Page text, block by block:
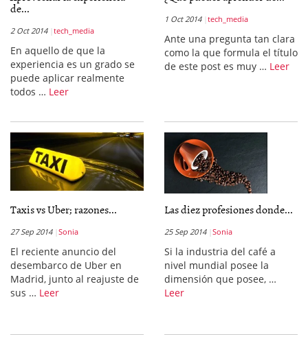
de...
2 Oct 2014 tech_media
En aquello de que la
experiencia es un grado se
puede aplicar realmente
todos … Leer
1 Oct 2014 tech_media
Ante una pregunta tan clara
como la que formula el título
de este post es muy … Leer
Taxis vs Uber; razones...
27 Sep 2014 Sonia
El reciente anuncio del
desembarco de Uber en
Madrid, junto al reajuste de
sus … Leer
Las diez profesiones donde...
25 Sep 2014 Sonia
Si la industria del café a
nivel mundial posee la
dimensión que posee, …
Leer